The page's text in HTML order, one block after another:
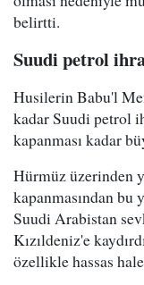
belirtti.
Suudi petrol
Husilerin Babu'l
kadar Suudi petrol
kapanması kadar
Hürmüz üzerinden
kapanmasından bu
Suudi Arabistan
Kızıldeniz'e
özellikle hassas